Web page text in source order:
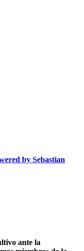
by Sebastian
ante la